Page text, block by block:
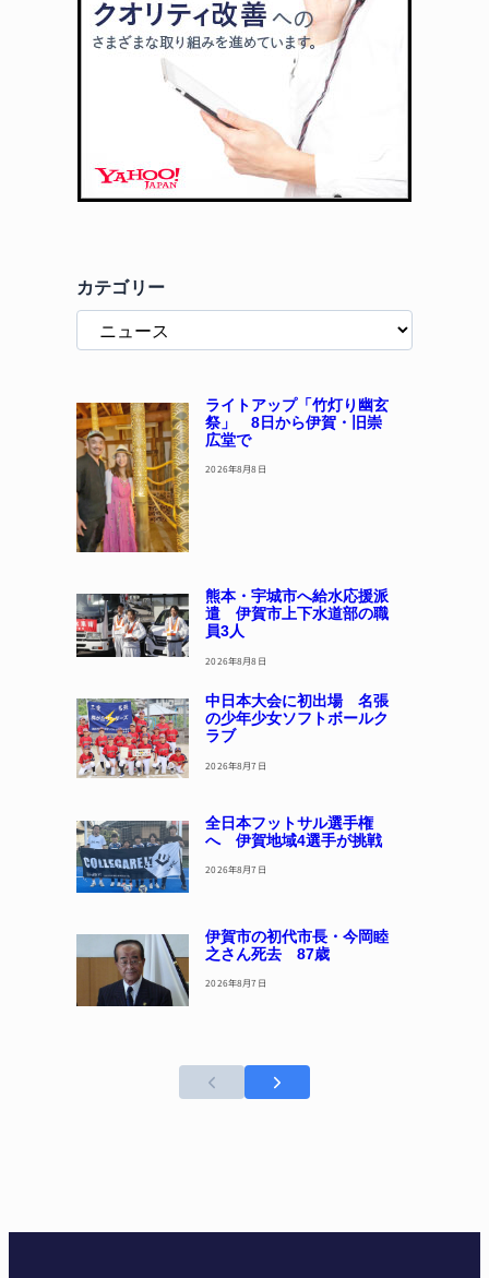
カテゴリー
ライトアップ「竹灯り幽玄
祭」 8日から伊賀・旧崇
広堂で
2026年8月8日
熊本・宇城市へ給水応援派
遣 伊賀市上下水道部の職
員3人
2026年8月8日
中日本大会に初出場 名張
の少年少女ソフトボールク
ラブ
2026年8月7日
全日本フットサル選手権
へ 伊賀地域4選手が挑戦
2026年8月7日
伊賀市の初代市長・今岡睦
之さん死去 87歳
2026年8月7日